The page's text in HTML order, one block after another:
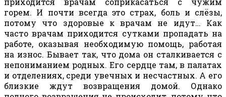
горем. И почти всегда это страх, боль и слёзы,
потому что здоровые к врачам не идут… Как
часто врачам приходится сутками пропадать на
работе, оказывая необходимую помощь, работая
на износ. Бывает так, что дома он сталкивается с
непониманием родных. Его сердце там, в палатах
и отделениях, среди увечных и несчастных. А его
близкие ждут возвращения домой. Однако